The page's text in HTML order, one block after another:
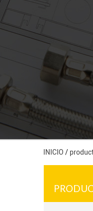
INICIO /